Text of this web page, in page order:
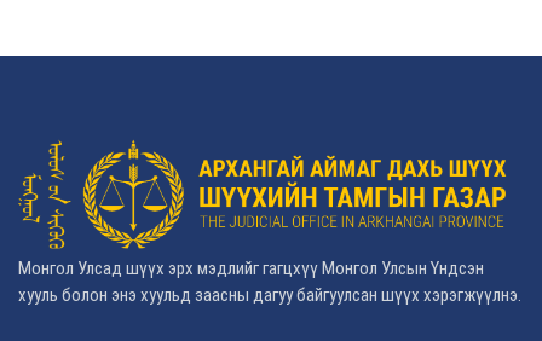
Монгол Улсад шүүх эрх мэдлийг гагцхүү Монгол Улсын Үндсэн
хууль болон энэ хуульд заасны дагуу байгуулсан шүүх хэрэгжүүлнэ.